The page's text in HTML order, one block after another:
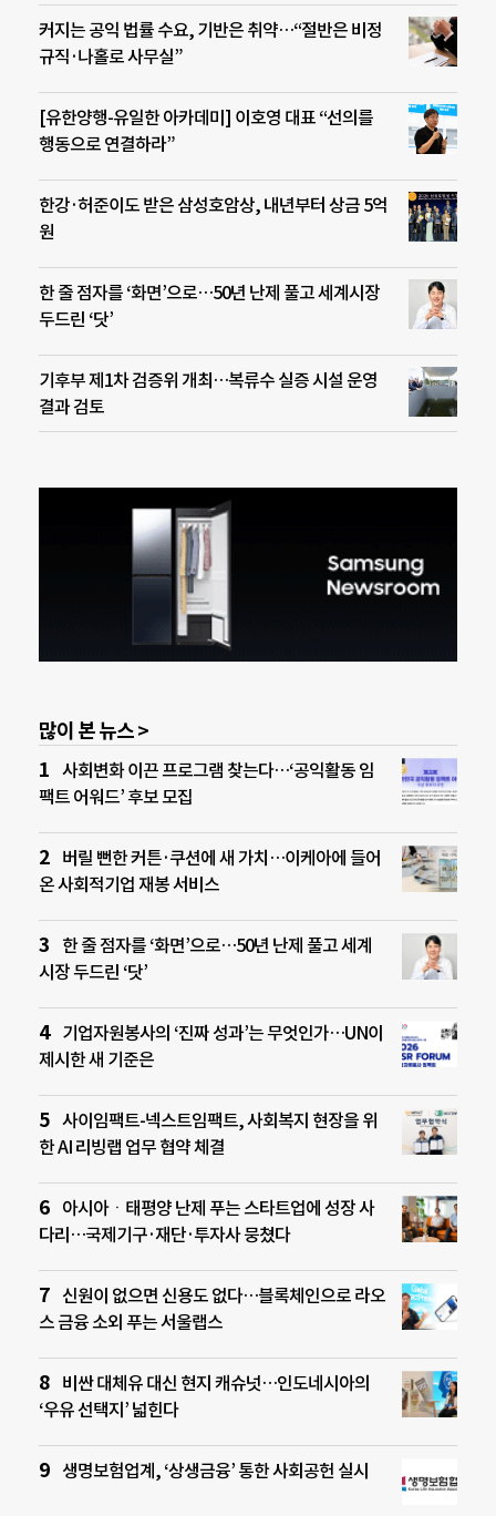
커지는 공익 법률 수요, 기반은 취약…“절반은 비정
규직·나홀로 사무실”
[유한양행-유일한 아카데미] 이호영 대표 “선의를
행동으로 연결하라”
한강·허준이도 받은 삼성호암상, 내년부터 상금 5억
원
한 줄 점자를 ‘화면’으로…50년 난제 풀고 세계시장
두드린 ‘닷’
기후부 제1차 검증위 개최…복류수 실증 시설 운영
결과 검토
많이 본 뉴스 >
사회변화 이끈 프로그램 찾는다…‘공익활동 임
팩트 어워드’ 후보 모집
버릴 뻔한 커튼·쿠션에 새 가치…이케아에 들어
온 사회적기업 재봉 서비스
한 줄 점자를 ‘화면’으로…50년 난제 풀고 세계
시장 두드린 ‘닷’
기업자원봉사의 ‘진짜 성과’는 무엇인가…UN이
제시한 새 기준은
사이임팩트-넥스트임팩트, 사회복지 현장을 위
한 AI 리빙랩 업무 협약 체결
아시아ㆍ태평양 난제 푸는 스타트업에 성장 사
다리…국제기구·재단·투자사 뭉쳤다
신원이 없으면 신용도 없다…블록체인으로 라오
스 금융 소외 푸는 서울랩스
비싼 대체유 대신 현지 캐슈넛…인도네시아의
‘우유 선택지’ 넓힌다
생명보험업계, ‘상생금융’ 통한 사회공헌 실시